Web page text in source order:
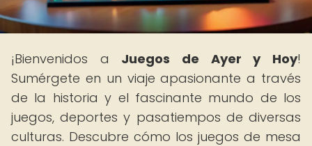
¡Bienvenidos a Juegos de Ayer y Hoy!
Sumérgete en un viaje apasionante a través
de la historia y el fascinante mundo de los
juegos, deportes y pasatiempos de diversas
culturas. Descubre cómo los juegos de mesa